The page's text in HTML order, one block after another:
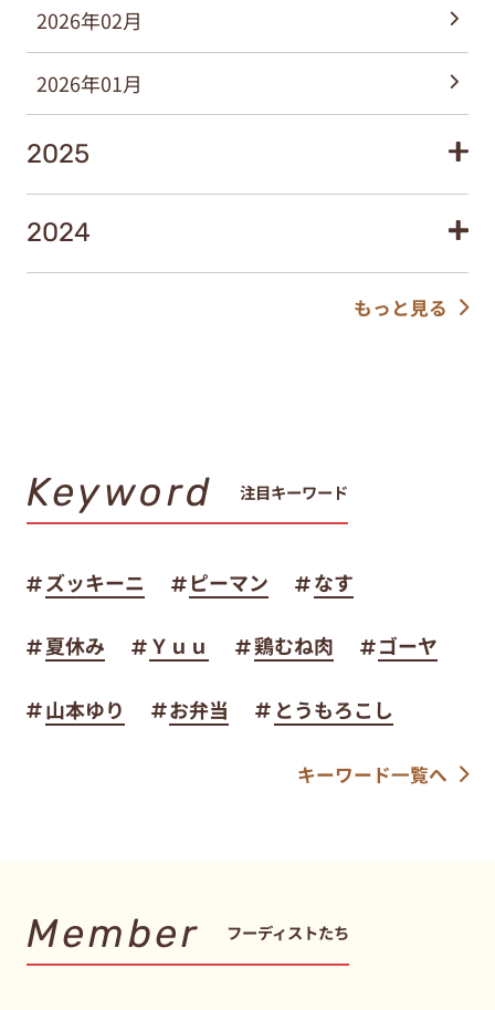
2026年02月
2026年01月
2025
2024
もっと見る
Keyword 注目キーワード
ズッキーニ ピーマン なす
夏休み Ｙｕｕ 鶏むね肉 ゴーヤ
山本ゆり お弁当 とうもろこし
キーワード一覧へ
Member フーディストたち